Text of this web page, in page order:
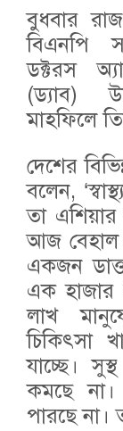
বুধবার
বিএনপি
ডক্টরস
(ড্যাব)
মাহফিলে
দেশের
বলেন,
তা এশিয়ার
আজ বেহাল
একজন
এক
লাখ
চিকিৎসা
যাচ্ছে।
কমছে না।
পারছে না।